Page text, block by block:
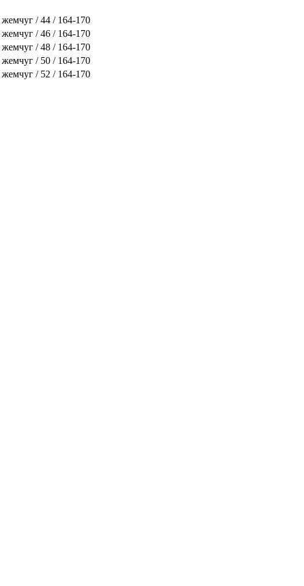
жемчуг / 44 / 164-170
жемчуг / 46 / 164-170
жемчуг / 48 / 164-170
жемчуг / 50 / 164-170
жемчуг / 52 / 164-170